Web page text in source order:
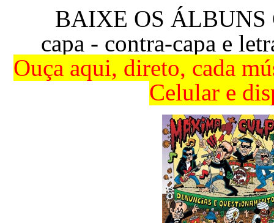
BAIXE OS ÁLBUNS
capa - contra-capa e
Ouça aqui, direto, cada
Celular e